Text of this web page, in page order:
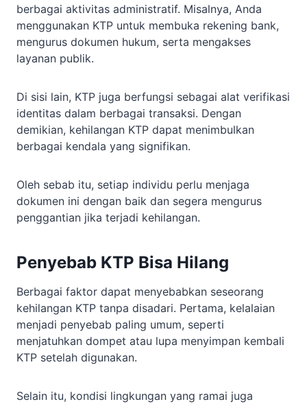
berbagai aktivitas administratif. Misalnya, Anda
menggunakan KTP untuk membuka rekening bank,
mengurus dokumen hukum, serta mengakses
layanan publik.
Di sisi lain, KTP juga berfungsi sebagai alat verifikasi
identitas dalam berbagai transaksi. Dengan
demikian, kehilangan KTP dapat menimbulkan
berbagai kendala yang signifikan.
Oleh sebab itu, setiap individu perlu menjaga
dokumen ini dengan baik dan segera mengurus
penggantian jika terjadi kehilangan.
Penyebab KTP Bisa Hilang
Berbagai faktor dapat menyebabkan seseorang
kehilangan KTP tanpa disadari. Pertama, kelalaian
menjadi penyebab paling umum, seperti
menjatuhkan dompet atau lupa menyimpan kembali
KTP setelah digunakan.
Selain itu, kondisi lingkungan yang ramai juga